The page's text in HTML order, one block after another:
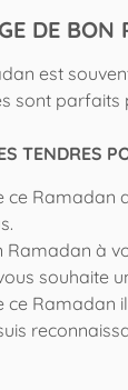
DE
est
sont parfaits
TENDRES
ce Ramadan
Ramadan à
souhaite
ce Ramadan